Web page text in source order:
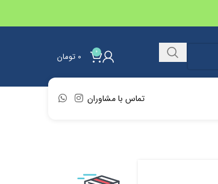
0
0 تومان
تماس با مشاوران